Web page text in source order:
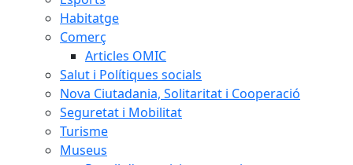
Habitatge
Comerç
Articles OMIC
Salut i Polítiques socials
Nova Ciutadania, Solitaritat i Cooperació
Seguretat i Mobilitat
Turisme
Museus